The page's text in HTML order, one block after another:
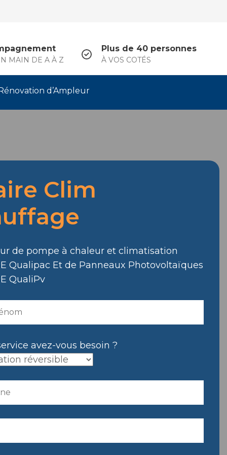
MAIN DE A À Z
Plus de 40 personnes
À VOS COTÉS
d’Ampleur
Clim
de pompe à chaleur et climatisation
Qualipac Et de Panneaux Photovoltaïques
QualiPv
avez-vous besoin ?